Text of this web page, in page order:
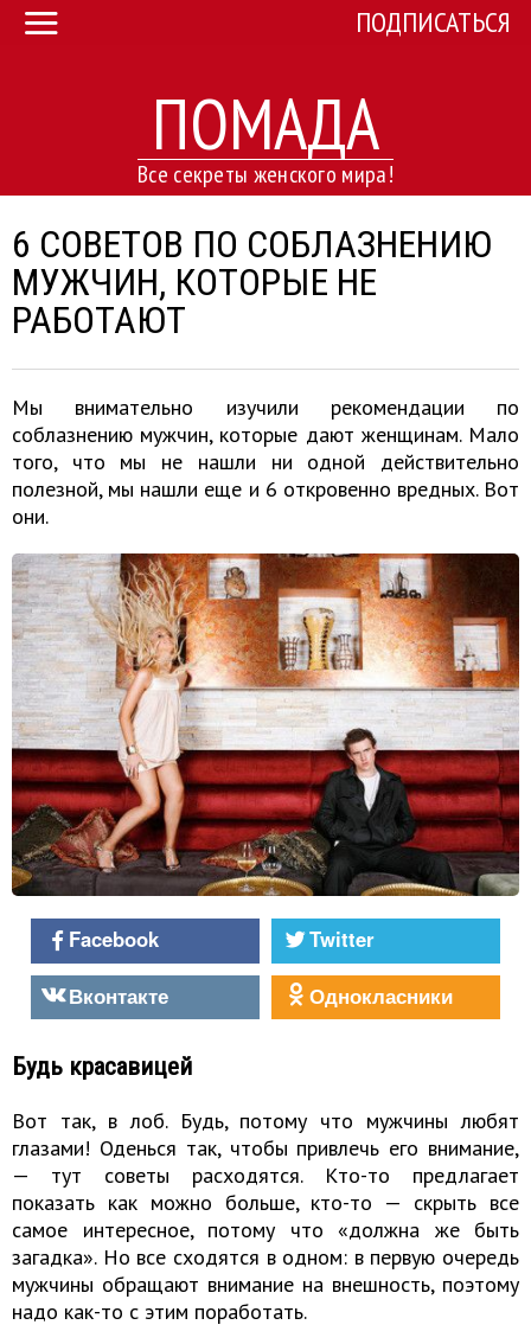
ПОМАДА
Все секреты женского мира!
ПОДПИСАТЬСЯ
6 СОВЕТОВ ПО СОБЛАЗНЕНИЮ
МУЖЧИН, КОТОРЫЕ НЕ
РАБОТАЮТ
Мы внимательно изучили рекомендации по
соблазнению мужчин, которые дают женщинам. Мало
того, что мы не нашли ни одной действительно
полезной, мы нашли еще и 6 откровенно вредных. Вот
они.
Facebook
Twitter
Вконтакте
Однокласники
Будь красавицей
Вот так, в лоб. Будь, потому что мужчины любят
глазами! Оденься так, чтобы привлечь его внимание,
— тут советы расходятся. Кто-то предлагает
показать как можно больше, кто-то — скрыть все
самое интересное, потому что «должна же быть
загадка». Но все сходятся в одном: в первую очередь
мужчины обращают внимание на внешность, поэтому
надо как-то с этим поработать.